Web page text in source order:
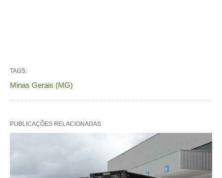
TAGS:
Minas Gerais (MG)
PUBLICAÇÕES RELACIONADAS